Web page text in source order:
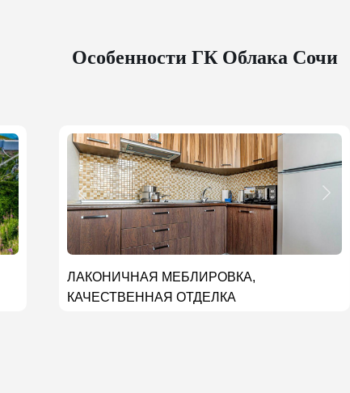
Особенности ГК Облака Сочи
ЛАКОНИЧНАЯ МЕБЛИРОВКА,
КАЧЕСТВЕННАЯ ОТДЕЛКА